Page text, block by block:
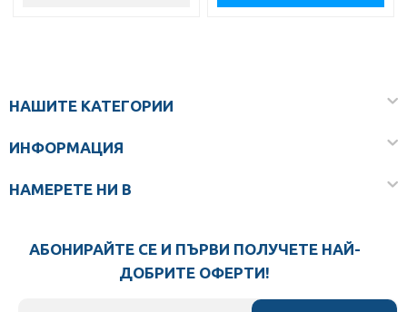
НАШИТЕ КАТЕГОРИИ
ИНФОРМАЦИЯ
НАМЕРЕТЕ НИ В
АБОНИРАЙТЕ СЕ И ПЪРВИ ПОЛУЧЕТЕ НАЙ-
ДОБРИТЕ ОФЕРТИ!